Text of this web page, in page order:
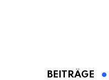
BEITRÄGE